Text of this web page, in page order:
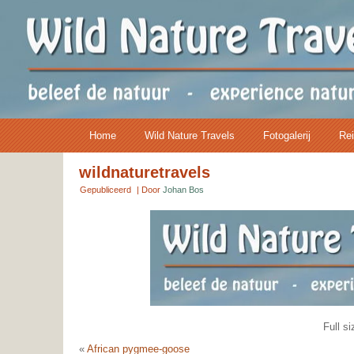
Home Wild Nature Travels Fotogalerij
wildnaturetravels
Gepubliceerd | Door Johan Bos
Full
« African pygmee-goose